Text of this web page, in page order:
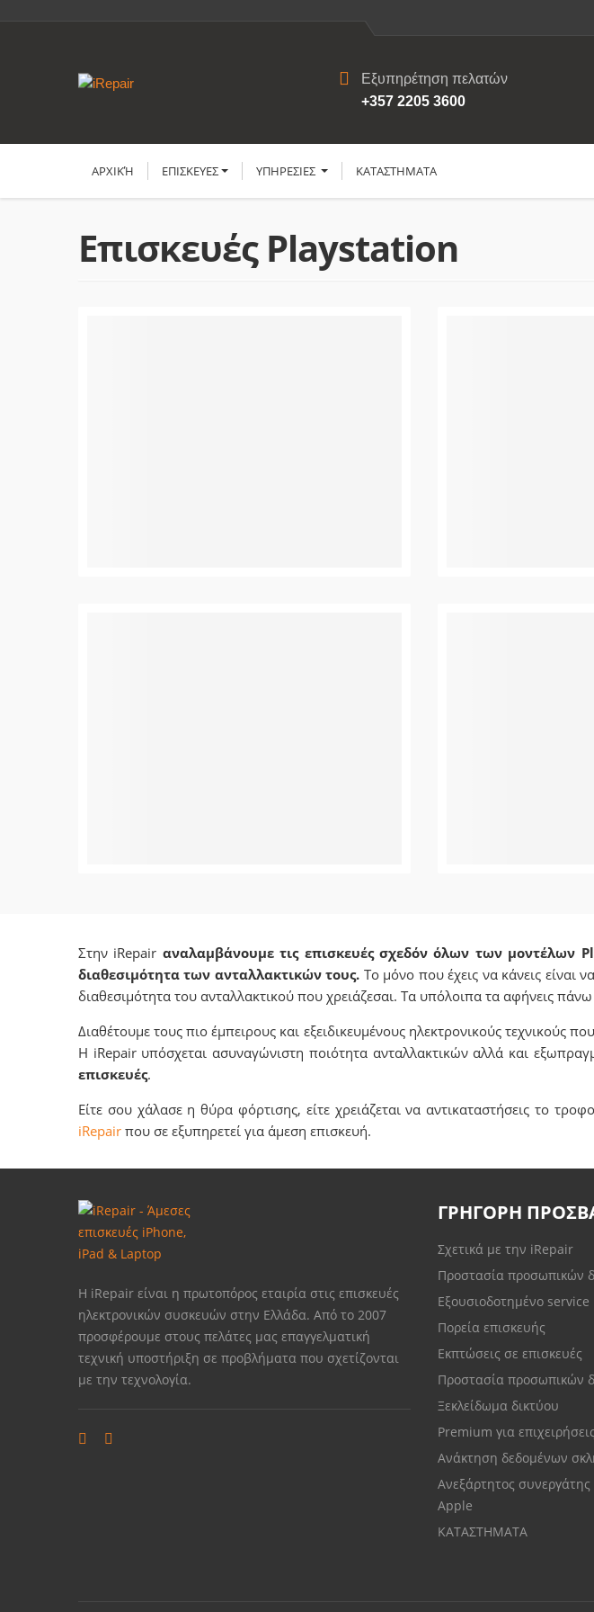
Εξυπηρέτηση πελατών
+357 2205 3600
ΑΡΧΙΚΉ ΕΠΙΣΚΕΥΕΣ YΠΗΡΕΣΙΕΣ ΚΑΤΑΣΤΗΜΑΤΑ
Επισκευές Playstation
Στην iRepair αναλαμβάνουμε τις επισκευές σχεδόν όλων των
διαθεσιμότητα των ανταλλακτικών τους. Το μόνο που έχεις να κάνεις είναι
διαθεσιμότητα του ανταλλακτικού που χρειάζεσαι. Τα υπόλοιπα τα αφήνεις
Διαθέτουμε τους πιο έμπειρους και εξειδικευμένους ηλεκτρονικούς τεχνικούς που
Η iRepair υπόσχεται ασυναγώνιστη ποιότητα ανταλλακτικών αλλά και
επισκευές.
Είτε σου χάλασε η θύρα φόρτισης, είτε χρειάζεται να αντικαταστήσεις το
iRepair που σε εξυπηρετεί για άμεση επισκευή.
Η iRepair είναι η πρωτοπόρος εταιρία στις επισκευές
ηλεκτρονικών συσκευών στην Ελλάδα. Από το 2007
προσφέρουμε στους πελάτες μας επαγγελματική
τεχνική υποστήριξη σε προβλήματα που σχετίζονται
με την τεχνολογία.
ΓΡΗΓΟΡΗ
Σχετικά με την iRepair
Προστασία προσωπικών
Εξουσιοδοτημένο service
Πορεία επισκευής
Εκπτώσεις σε επισκευές
Προστασία προσωπικών
Ξεκλείδωμα δικτύου
Premium για επιχειρήσεις
Ανάκτηση δεδομένων
Ανεξάρτητος
Apple
ΚΑΤΑΣΤΗΜΑΤΑ